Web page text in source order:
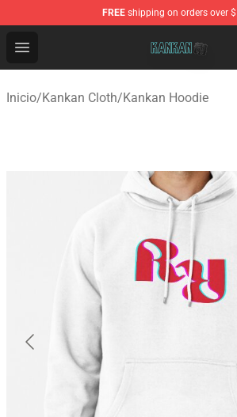
FREE shipping on orders over
Open menu
Kankan Store - Official Kankan
Inicio/Kankan Cloth/Kankan Hoodie